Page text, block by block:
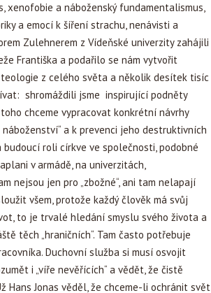
xenofobie a náboženský fundamentalismus,
a emocí k šíření strachu, nenávisti a
Zulehnerem z Vídeňské univerzity zahájili
Františka a podařilo se nám vytvořit
z celého světa a několik desítek tisíc
shromáždili jsme inspirující podněty
chceme vypracovat konkrétní návrhy
a k prevenci jeho destruktivních
roli církve ve společnosti, podobné
v armádě, na univerzitách,
nejsou jen pro „zbožné“, ani tam nelapají
všem, protože každý člověk má svůj
to je trvalé hledání smyslu svého života a
těch „hraničních“. Tam často potřebuje
Duchovní služba si musí osvojit
i „víře nevěřících“ a vědět, že čistě
Hans Jonas věděl, že chceme-li ochránit svět